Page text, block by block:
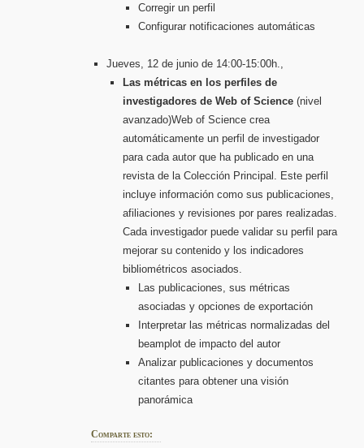
Corregir un perfil
Configurar notificaciones automáticas
Jueves, 12 de junio de 14:00-15:00h.,
Las métricas en los perfiles de
investigadores de Web of Science (nivel
avanzado)Web of Science crea
automáticamente un perfil de investigador
para cada autor que ha publicado en una
revista de la Colección Principal. Este perfil
incluye información como sus publicaciones,
afiliaciones y revisiones por pares realizadas.
Cada investigador puede validar su perfil para
mejorar su contenido y los indicadores
bibliométricos asociados.
Las publicaciones, sus métricas
asociadas y opciones de exportación
Interpretar las métricas normalizadas del
beamplot de impacto del autor
Analizar publicaciones y documentos
citantes para obtener una visión
panorámica
Comparte esto: